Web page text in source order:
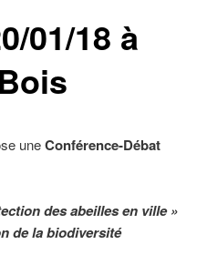
01/18 à
uneConférence-Débat
des abeilles en ville »
de la biodiversité